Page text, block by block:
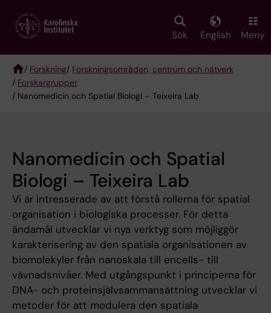
main
Sök English Meny
Breadcrumb
/ Forskning/ Forskningsområden, centrum och nätverk
/ Forskargrupper
/ Nanomedicin och Spatial Biologi – Teixeira Lab
Nanomedicin och Spatial
Biologi – Teixeira Lab
Vi är intresserade av att förstå rollerna för spatial
organisation i biologiska processer. För detta
ändamål utvecklar vi nya verktyg som möjliggör
karakterisering av den spatiala organisationen av
biomolekyler från nanoskala till encells- till
vävnadsnivåer. Med utgångspunkt i principerna för
DNA- och proteinsjälvsammansättning utvecklar vi
metoder för att modulera den spatiala